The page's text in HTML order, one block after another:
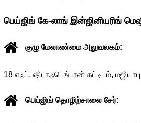
பெய்ஜிங் கே-லாங் இன்ஜினியரிங்
குழு மேலாண்மை அலுவலகம்:
18 எஃப், ஷிடாஃபெங்பான் கட்டிடம்,
பெய்ஜிங் தொழிற்சாலை சேர்: